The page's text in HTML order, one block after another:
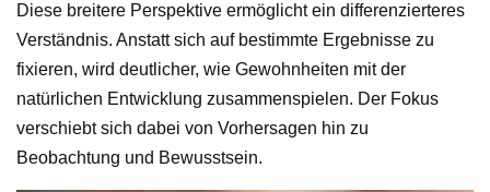
Diese breitere Perspektive ermöglicht ein differenzierteres
Verständnis. Anstatt sich auf bestimmte Ergebnisse zu
fixieren, wird deutlicher, wie Gewohnheiten mit der
natürlichen Entwicklung zusammenspielen. Der Fokus
verschiebt sich dabei von Vorhersagen hin zu
Beobachtung und Bewusstsein.